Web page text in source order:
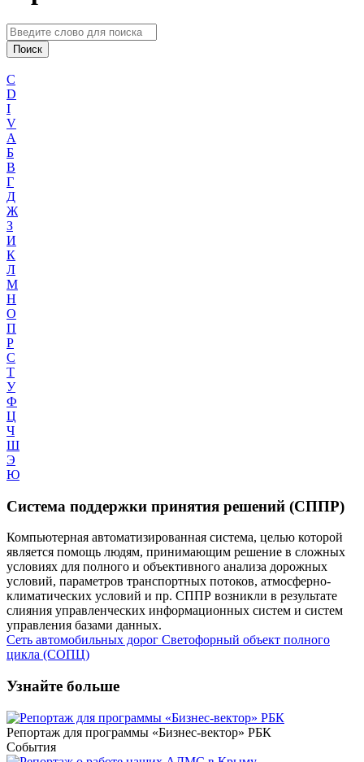
C
D
I
V
А
Б
В
Г
Д
Ж
З
И
К
Л
М
Н
О
П
Р
С
Т
У
Ф
Ц
Ч
Ш
Э
Ю
Система поддержки принятия решений (СППР)
Компьютерная автоматизированная система, целью которой
является помощь людям, принимающим решение в сложных
условиях для полного и объективного анализа дорожных
условий, параметров транспортных потоков, атмосферно-
климатических условий и пр. СППР возникли в результате
слияния управленческих информационных систем и систем
управления базами данных.
Сеть автомобильных дорог Светофорный объект полного
цикла (СОПЦ)
Узнайте больше
Репортаж для программы «Бизнес-вектор» РБК
События